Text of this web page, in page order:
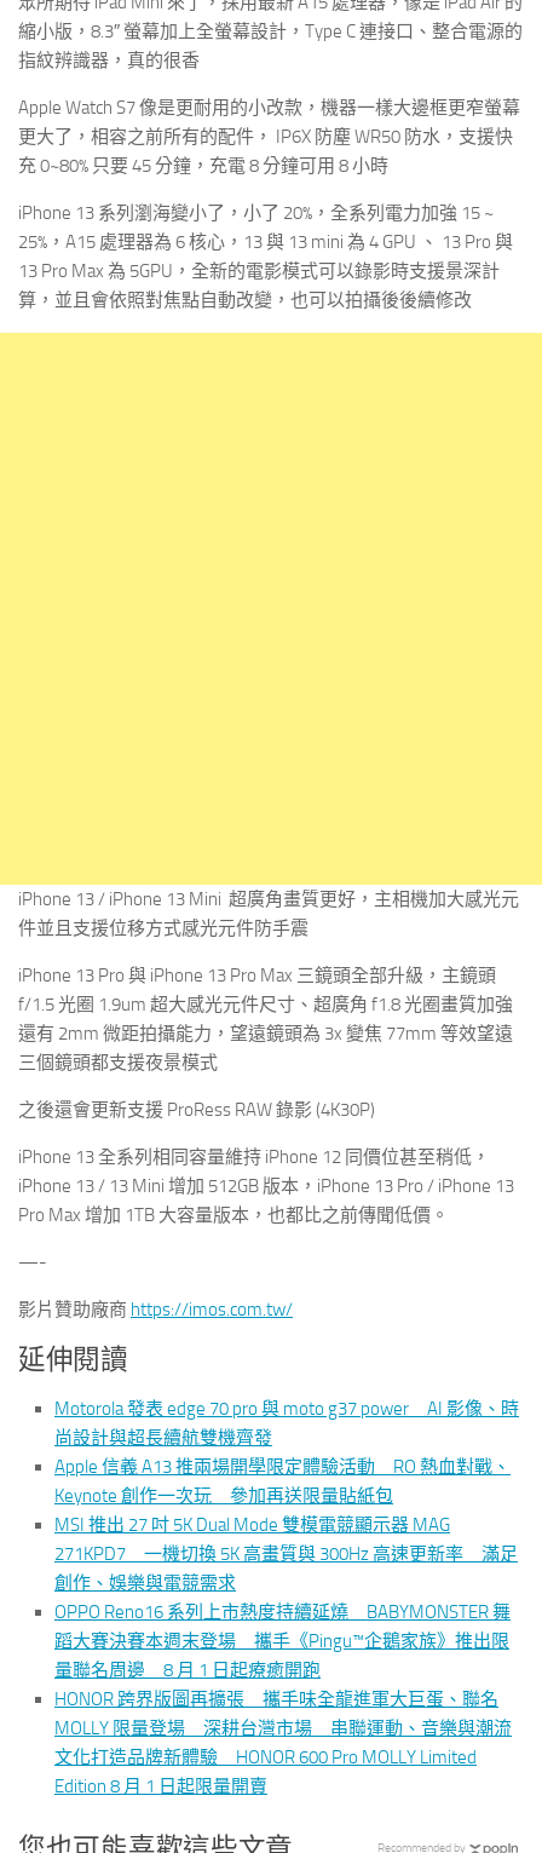
縮小版，8.3″ 螢幕加上全螢幕設計，Type C 連接口、整合電源的
指紋辨識器，真的很香
Apple Watch S7 像是更耐用的小改款，機器一樣大邊框更窄螢幕
更大了，相容之前所有的配件， IP6X 防塵 WR50 防水，支援快
充 0~80% 只要 45 分鐘，充電 8 分鐘可用 8 小時
iPhone 13 系列瀏海變小了，小了 20%，全系列電力加強 15 ~
25%，A15 處理器為 6 核心，13 與 13 mini 為 4 GPU 、 13 Pro 與
13 Pro Max 為 5GPU，全新的電影模式可以錄影時支援景深計
算，並且會依照對焦點自動改變，也可以拍攝後後續修改
iPhone 13 / iPhone 13 Mini 超廣角畫質更好，主相機加大感光元
件並且支援位移方式感光元件防手震
iPhone 13 Pro 與 iPhone 13 Pro Max 三鏡頭全部升級，主鏡頭
f/1.5 光圈 1.9um 超大感光元件尺寸、超廣角 f1.8 光圈畫質加強
還有 2mm 微距拍攝能力，望遠鏡頭為 3x 變焦 77mm 等效望遠
三個鏡頭都支援夜景模式
之後還會更新支援 ProRess RAW 錄影 (4K30P)
iPhone 13 全系列相同容量維持 iPhone 12 同價位甚至稍低，
iPhone 13 / 13 Mini 增加 512GB 版本，iPhone 13 Pro / iPhone 13
Pro Max 增加 1TB 大容量版本，也都比之前傳聞低價。
—-
影片贊助廠商 https://imos.com.tw/
延伸閱讀
Motorola 發表 edge 70 pro 與 moto g37 power AI 影像、時
尚設計與超長續航雙機齊發
Apple 信義 A13 推兩場開學限定體驗活動 RO 熱血對戰、
Keynote 創作一次玩 參加再送限量貼紙包
MSI 推出 27 吋 5K Dual Mode 雙模電競顯示器 MAG
271KPD7 一機切換 5K 高畫質與 300Hz 高速更新率 滿足
創作、娛樂與電競需求
OPPO Reno16 系列上市熱度持續延燒 BABYMONSTER 舞
蹈大賽決賽本週末登場 攜手《Pingu™企鵝家族》推出限
量聯名周邊 8 月 1 日起療癒開跑
HONOR 跨界版圖再擴張 攜手味全龍進軍大巨蛋、聯名
MOLLY 限量登場 深耕台灣市場 串聯運動、音樂與潮流
文化打造品牌新體驗 HONOR 600 Pro MOLLY Limited
Edition 8 月 1 日起限量開賣
Recommended by